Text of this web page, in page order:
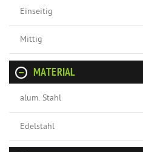
Einseitig
Mittig
MATERIAL
alum. Stahl
Edelstahl